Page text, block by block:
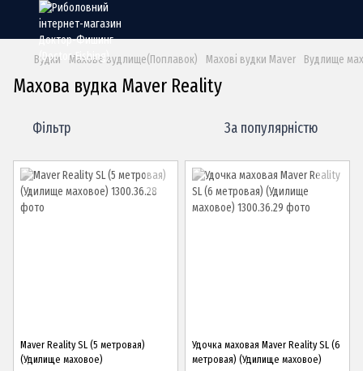
Вудки Махове вудлище(Поплавок) Махові вудки Maver Вудлище
Махова вудка Maver Reality
Фільтр За популярністю
Maver Reality SL (5 метровая)
(Удилище маховое)
Удочка маховая Maver Reality SL (6
метровая) (Удилище маховое)